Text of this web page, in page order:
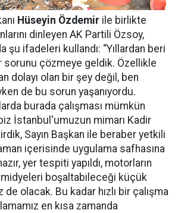
Hüseyin Özdemir ile birlikte
dinleyen AK Partili Özsoy,
şu ifadeleri kullandı: “Yıllardan beri
sorunu çözmeye geldik. Özellikle
dolayı olan bir şey değil, ben
de bu sorun yaşanıyordu.
burada çalışması mümkün
İstanbul'umuzun mimarı Kadir
Sayın Başkan ile beraber yetkili
içerisinde uygulama safhasına
yer tespiti yapıldı, motorların
midyeleri boşaltabileceği küçük
olacak. Bu kadar hızlı bir çalışma
en kısa zamanda